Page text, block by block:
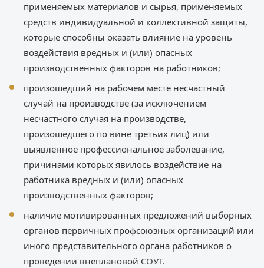
применяемых материалов и сырья, применяемых
средств индивидуальной и коллективной защиты,
которые способны оказать влияние на уровень
воздействия вредных и (или) опасных
производственных факторов на работников;
произошедший на рабочем месте несчастный
случай на производстве (за исключением
несчастного случая на производстве,
произошедшего по вине третьих лиц) или
выявленное профессиональное заболевание,
причинами которых явилось воздействие на
работника вредных и (или) опасных
производственных факторов;
наличие мотивированных предложений выборных
органов первичных профсоюзных организаций или
иного представительного органа работников о
проведении внеплановой СОУТ.